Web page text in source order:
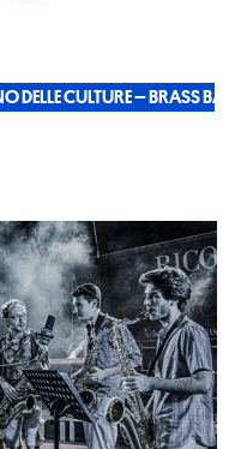
DELLE CULTURE – BRASS